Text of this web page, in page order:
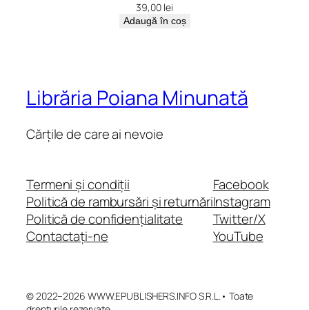
39,00 lei
Adaugă în coș
Librăria Poiana Minunată
Cărțile de care ai nevoie
Termeni și condiții
Politică de rambursări și returnări
Politică de confidențialitate
Contactați-ne
Facebook
Instagram
Twitter/X
YouTube
© 2022–2026 WWW.EPUBLISHERS.INFO S.R.L.• Toate